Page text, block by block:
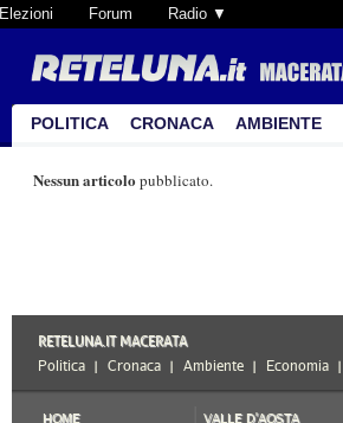
Elezioni Forum Radio ▼
POLITICA CRONACA AMBIENTE
Nessun articolo pubblicato.